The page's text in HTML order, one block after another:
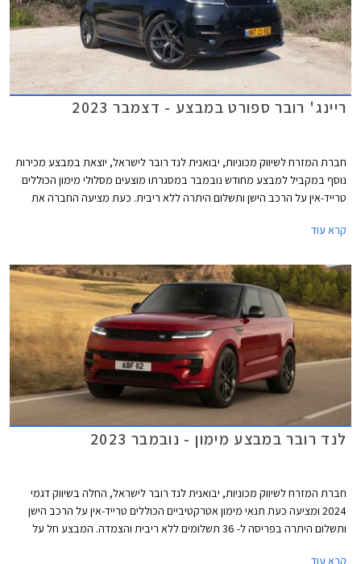
ריינג' רובר ספורט במבצע - דצמבר 2023
חברת המזרח לשיווק מכוניות, יבואנית לנד רובר לישראל, יוצאת במבצע מכירות
נוסף במקביל למבצע מחודש נובמבר במסגרתו מוצעים מסלולי מימון הכוללים
טרייד-אין על הרכב הישן ותשלום היתרה ללא ריבית. כעת מציעה החברה את
לרוכשים לחסוך את עליית המס שתיכנס לתוקף בינואר הקרוב. המבצע תקף בין
קרא עוד
לנד רובר במבצע מימון - נובמבר 2023
חברת המזרח לשיווק מכוניות, יבואנית לנד רובר לישראל, החלה בשיווק דגמי
2024 ומציעה כעת תנאי מימון אטרקטיביים הכוללים טרייד-אין על הרכב הישן
ותשלום היתרה בפריסה ל- 36 תשלומים ללא ריבית והצמדה. המבצע חל על
קרא עוד